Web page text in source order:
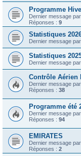
Programme
Dernier message par
Réponses : 9
Statistiques
Dernier message par
Statistiques
Dernier message par
Contrôle Aérien
Dernier message par
Réponses : 38
Programme été
Dernier message par
Réponses : 94
EMIRATES
Dernier message par
Réponses : 2